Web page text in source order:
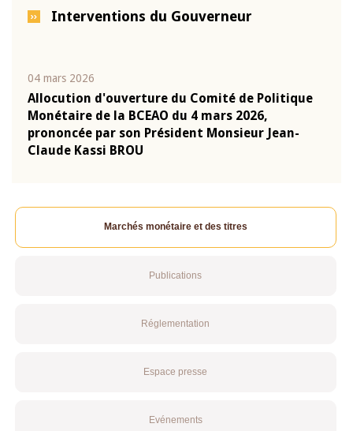
Interventions du Gouverneur
04 mars 2026
Allocution d'ouverture du Comité de Politique
Monétaire de la BCEAO du 4 mars 2026,
prononcée par son Président Monsieur Jean-
Claude Kassi BROU
Marchés monétaire et des titres
Publications
Réglementation
Espace presse
Evénements